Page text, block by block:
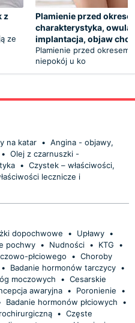
z
ze
Plamienie przed
charakterystyka,
implantacja, objaw
Plamienie przed okresem
niepokój u ko
na katar • Angina - objawy,
• Olej z czarnuszki -
• Czystek – właściwości,
lecznicze i
dopochwowe • Upławy •
pochwy • Nudności • KTG
•
płciowego • Choroby
• Badanie hormonów tarczycy •
moczowych • Cesarskie
awaryjna • Poronienie
•
Badanie hormonów płciowych
•
• Częste